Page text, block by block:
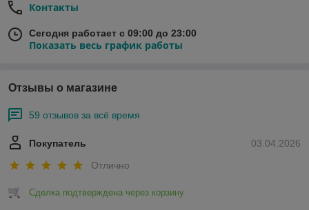
Контакты
Сегодня работает с 09:00 до 23:00
Показать весь график работы
Отзывы о магазине
59 отзывов за всё время
03.04.2026
Покупатель
Отлично
Сделка подтверждена через корзину